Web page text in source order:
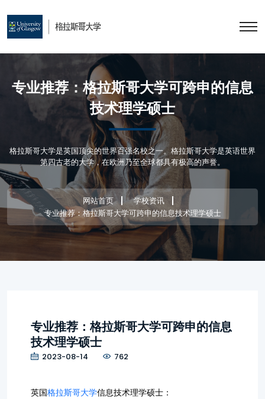
专业推荐：格拉斯哥大学可跨申的信息
技术理学硕士
格拉斯哥大学是英国顶尖的世界百强名校之一。格拉斯哥大学是英语世界
第四古老的大学，在欧洲乃至全球都具有极高的声誉。
网站首页
学校资讯
专业推荐：格拉斯哥大学可跨申的信息技术理学硕士
专业推荐：格拉斯哥大学可跨申的信息
技术理学硕士
2023-08-14 762
英国格拉斯哥大学信息技术理学硕士：